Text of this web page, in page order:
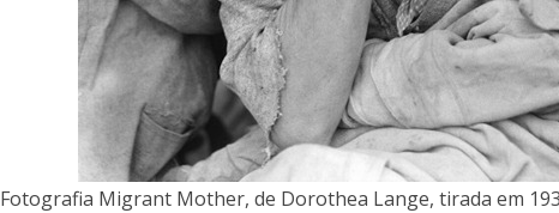
Fotografia Migrant Mother, de Dorothea Lange, tirada em